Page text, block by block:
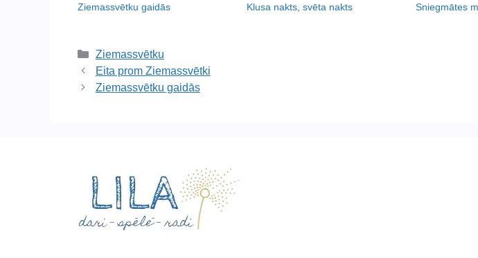
Ziemassvētku gaidās Klusa nakts, svēta nakts Sniegmātes
Categories
Ziemassvētku
Eita prom Ziemassvētki
Ziemassvētku gaidās